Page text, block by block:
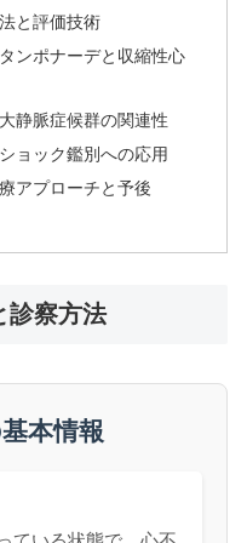
と評価技術
ンポナーデと収縮性心
静脈症候群の関連性
ョック鑑別への応用
アプローチと予後
診察方法
本情報